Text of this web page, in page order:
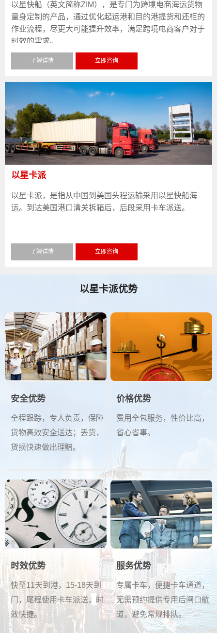
以星快船（英文简称ZIM），是专门为跨境电商海运货物
量身定制的产品，通过优化起运港和目的港提货和还柜的
作业流程，尽更大可能提升效率，满足跨境电商客户对于
时效的需求。
了解详情 立即咨询
以星卡派
以星卡派，是指从中国到美国头程运输采用以星快船海
运。到达美国港口清关拆箱后，后段采用卡车派送。
了解详情 立即咨询
以星卡派优势
安全优势
全程跟踪，专人负责，保障
货物高效安全送达；丢货，
货损快速做出理赔。
价格优势
费用全包服务，性价比高，
省心省事。
时效优势
快至11天到港，15-18天到
门，尾程使用卡车派送，时
效快捷。
服务优势
专属卡车，便捷卡车通道，
无需预约提供专用后闸口航
道，避免常规排队。